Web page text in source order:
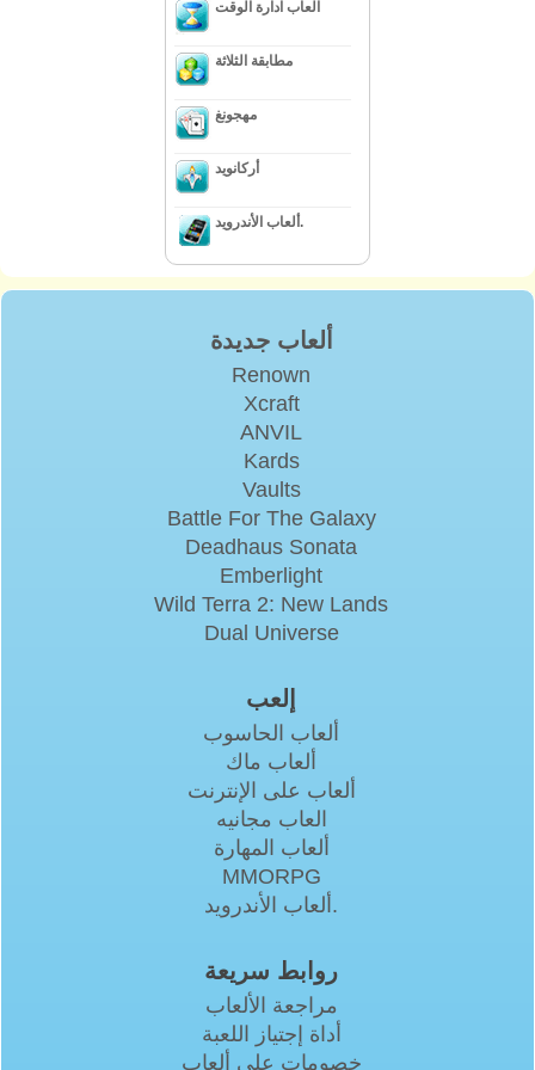
العاب ادارة الوقت
مطابقة الثلاثة
مهجونغ
أركانويد
ألعاب الأندرويد.
ألعاب جديدة
Renown
Xcraft
ANVIL
Kards
Vaults
Battle For The Galaxy
Deadhaus Sonata
Emberlight
Wild Terra 2: New Lands
Dual Universe
إلعب
ألعاب الحاسوب
ألعاب ماك
ألعاب على الإنترنت
العاب مجانيه
ألعاب المهارة
MMORPG
ألعاب الأندرويد.
روابط سريعة
مراجعة الألعاب
أداة إجتياز اللعبة
خصومات على ألعاب